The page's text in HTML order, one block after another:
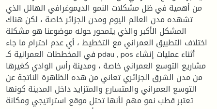
من أهمية في ظل مشكلات النمو الديموغرافي الهائل الذي
تشهده مدن العالم اليوم ومدن الجزائر خاصة ، لكن هناك
المشكل الأكبر والذي يتمحور حوله موضوعنا هو مشكلة
اختلاف التطبيق العمراني مع التخطيط ، أي عدم احترام ما جاء
في المخططات العمرانية كـ pdau , pos أثناء عمليات إنشاء
مشاريع التوسع العمراني خاصة ، ومدينة رأس الوادي كغيرها
من مدن الشرق الجزائري تعاني من هده الظاهرة الناتجة عن
التوسع العمراني والمتسارع والمتزايد داخل المدينة كونها
تعتبر قطب نمو مهم لأنها تحتل موقع استراتيجي ومكانة